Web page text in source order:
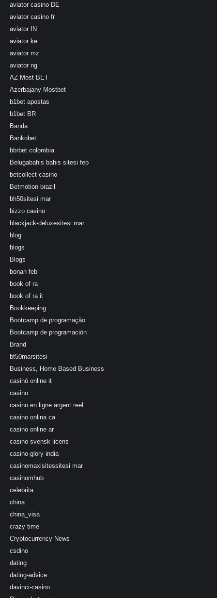
aviator casino DE
aviator casino fr
aviator IN
aviator ke
aviator mz
aviator ng
AZ Most BET
Azerbajany Mostbet
b1bet apostas
b1bet BR
Banda
Bankobet
bbrbet colombia
Belugabahis bahis sitesi feb
betcollect-casino
Betmotion brazil
bh50sitesi mar
bizzo casino
blackjack-deluxesitesi mar
blog
blogs
Blogs
bonan feb
book of ra
book of ra it
Bookkeeping
Bootcamp de programação
Bootcamp de programación
Brand
bt50marsitesi
Business, Home Based Business
casinò online it
casino
casino en ligne argent reel
casino onlina ca
casino online ar
casino svensk licens
casino-glory india
casinomaxisitessitesi mar
casinomhub
celebrita
china
china_visa
crazy time
Cryptocurrency News
csdino
dating
dating-advice
davinci-casino